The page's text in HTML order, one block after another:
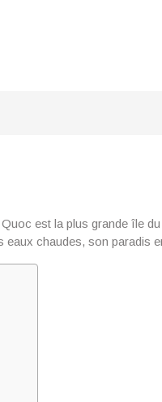
est la plus grande île
chaudes, son paradis